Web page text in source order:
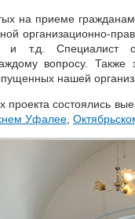
на приеме
организационно-
и т.д. Специалист
вопросу. Также
нашей
состоялись
Уфалее